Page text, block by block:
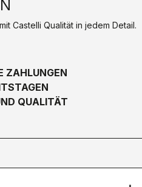
Castelli Qualität in jedem Detail.
ZAHLUNGEN
QUALITÄT